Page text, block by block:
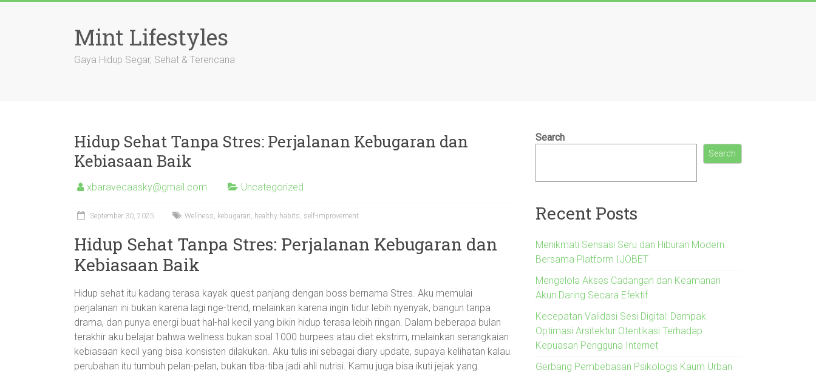
Mint Lifestyles
Gaya Hidup Segar, Sehat & Terencana
Hidup Sehat Tanpa Stres: Perjalanan Kebugaran dan
Kebiasaan Baik
xbaravecaasky@gmail.com Uncategorized
September 30, 2025 Wellness, kebugaran, healthy habits, self-improvement
Hidup Sehat Tanpa Stres: Perjalanan Kebugaran dan
Kebiasaan Baik
Hidup sehat itu kadang terasa kayak quest panjang dengan boss bernama Stres. Aku memulai
perjalanan ini bukan karena lagi nge-trend, melainkan karena ingin tidur lebih nyenyak, bangun tanpa
drama, dan punya energi buat hal-hal kecil yang bikin hidup terasa lebih ringan. Dalam beberapa bulan
terakhir aku belajar bahwa wellness bukan soal 1000 burpees atau diet ekstrim, melainkan serangkaian
kebiasaan kecil yang bisa konsisten dilakukan. Aku tulis ini sebagai diary update, supaya kelihatan kalau
perubahan itu tumbuh pelan-pelan, bukan tiba-tiba jadi ahli nutrisi. Kamu juga bisa ikuti jejak yang
Search
Search
Recent Posts
Menikmati Sensasi Seru dan Hiburan Modern
Bersama Platform IJOBET
Mengelola Akses Cadangan dan Keamanan
Akun Daring Secara Efektif
Kecepatan Validasi Sesi Digital: Dampak
Optimasi Arsitektur Otentikasi Terhadap
Kepuasan Pengguna Internet
Gerbang Pembebasan Psikologis Kaum Urban